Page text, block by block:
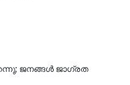
ജനങ്ങള്‍ ജാഗ്രത